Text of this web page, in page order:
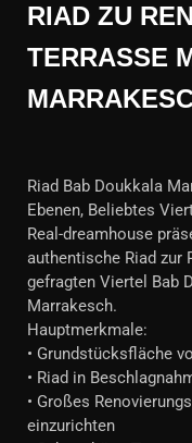
RIAD ZU
TERRASSE
Riad Bab Doukkala
Ebenen, Beliebtes
Real-dreamhouse
authentische Riad zur
gefragten Viertel Bab
Marrakesch.
Hauptmerkmale:
• Grundstücksfläche
• Riad in
• Großes
einzurichten